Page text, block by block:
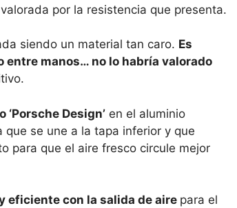
por la resistencia que presenta.
siendo un material tan caro. Es
entre manos… no lo habría valorado
Design’ en el aluminio
se une a la tapa inferior y que
para que el aire fresco circule mejor
eficiente con la salida de aire para el